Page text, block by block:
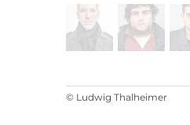
© Ludwig Thalheimer